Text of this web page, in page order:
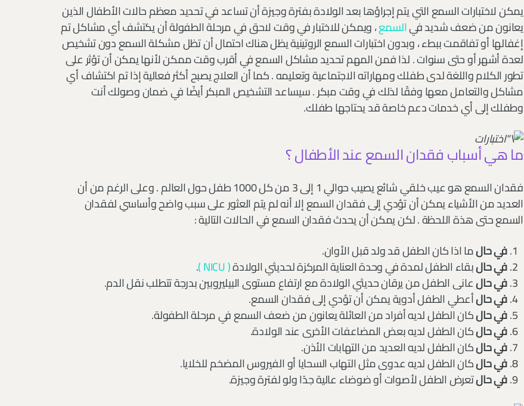
يمكن لاختبارات السمع التي يتم إجراؤها بعد الولادة بفترة وجيزة أن تساعد في تحديد معظم حالات الأطفال الذين
يعانون من ضعف شديد فيالسمع، ويمكن للاختبار في وقت لاحق في مرحلة الطفولة أن يكتشف أي مشاكل تم
إغفالها أو تفاقمت ببطء ، وبدون اختبارات السمع الروتينية يظل هناك احتمال أن تظل مشكلة السمع دون تشخيص
لعدة أشهر أو حتى سنوات . لذا فمن المهم تحديد مشاكل السمع في أقرب وقت ممكن لأنها يمكن أن تؤثر على
تطور الكلام واللغة لدى طفلك ومهاراته الاجتماعية وتعليمه . كما أن العلاج يصبح أكثر فعالية إذا تم اكتشاف أي
مشاكل والتعامل معها وفقًا لذلك في وقت مبكر . سيساعد التشخيص المبكر أيضًا في ضمان وصولك أنت
وطفلك إلى أي خدمات دعم خاصة قد يحتاجها طفلك.
ما هي أسباب فقدان السمع عند الأطفال ؟
فقدان السمع هو عيب خلقي شائع يصيب حوالي 1 إلى 3 من كل 1000 طفل حول العالم . وعلى الرغم من أن
العديد من الأشياء يمكن أن تؤدي إلى فقدان السمع إلا أنه لم يتم العثور على سبب واضح وأساسي لفقدان
السمع حتى هذة اللحظة . لكن يمكن أن يحدث فقدان السمع في الحالات التالية :
في حالما اذا كان الطفل قد ولد قبل الأوان.
في حالبقاء الطفل لمدة في وحدة العناية المركزة لحديثي الولادة( NICU )
.
في حالعانى الطفل من يرقان حديثي الولادة مع ارتفاع مستوى البيليروبين بدرجة تتطلب نقل الدم.
في حالأعطي الطفل أدوية يمكن أن تؤدي إلى فقدان السمع.
في حالكان الطفل لديه أفراد من العائلة يعانون من ضعف السمع في مرحلة الطفولة.
في حالكان الطفل لديه بعض المضاعفات الأخرى عند الولادة.
في حالكان الطفل لديه العديد من التهابات الأذن.
في حالكان الطفل لديه عدوى مثل التهاب السحايا أو الفيروس المضخم للخلايا.
في حالتعرض الطفل لأصوات أو ضوضاء عالية جدًا ولو لفترة وجيزة.